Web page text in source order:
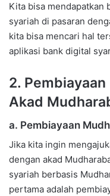
Kita bisa mendapatkan
syariah di pasaran
kita bisa mencari hal
aplikasi bank digital
2.
Akad
a. Pembiayaan
Jika kita ingin
dengan akad
syariah berbasis
pertama adalah